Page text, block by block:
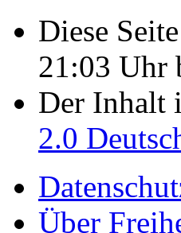
Diese
21:03 Uhr
Der Inhalt
2.0
Über